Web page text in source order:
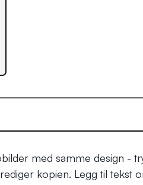
med samme design -
kopien. Legg til tekst